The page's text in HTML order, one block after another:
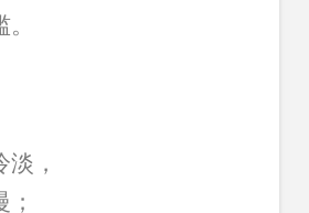
，